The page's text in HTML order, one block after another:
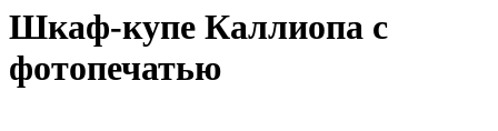
Шкаф-купе Каллиопа с
фотопечатью